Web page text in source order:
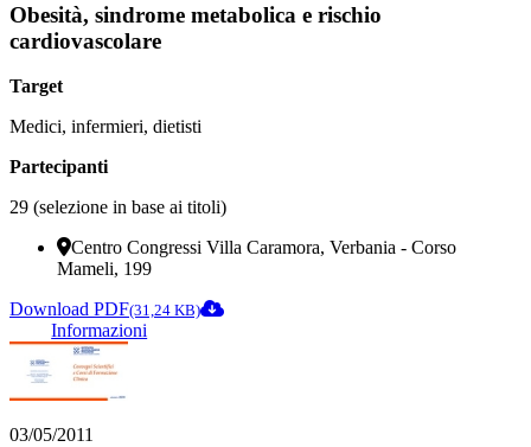
Obesità, sindrome metabolica e rischio
cardiovascolare
Target
Medici, infermieri, dietisti
Partecipanti
29 (selezione in base ai titoli)
Centro Congressi Villa Caramora, Verbania - Corso
Mameli, 199
Download PDF(31,24 KB)
Informazioni
03/05/2011